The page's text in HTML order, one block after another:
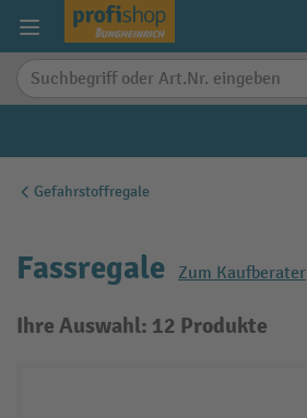
springen
Gefahrstoffregale
Fassregale Zum Kaufberater
Ihre Auswahl: 12 Produkte